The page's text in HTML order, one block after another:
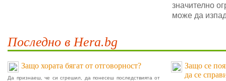
значително
може да
Последно в Hera.bg
Защо хората бягат от отговорност?
Да признаеш, че си сгрешил, да понесеш последствията от
Защо се
да се